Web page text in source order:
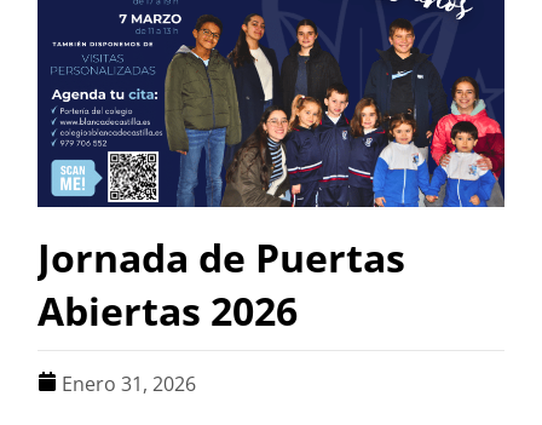
Jornada de Puertas
Abiertas 2026
Enero 31, 2026